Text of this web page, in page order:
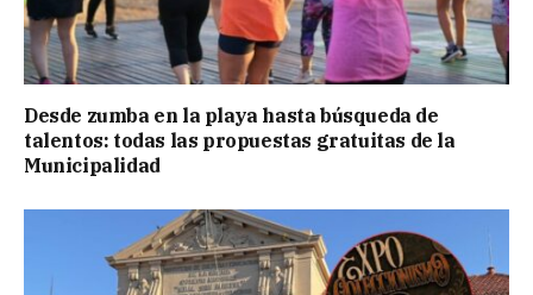
Desde zumba en la playa hasta búsqueda de
talentos: todas las propuestas gratuitas de la
Municipalidad